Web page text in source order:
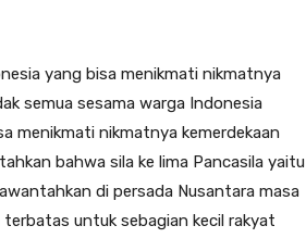
yang bisa menikmati nikmatnya
semua sesama warga Indonesia
menikmati nikmatnya kemerdekaan
bahwa sila ke lima Pancasila yaitu
di persada Nusantara masa
untuk sebagian kecil rakyat